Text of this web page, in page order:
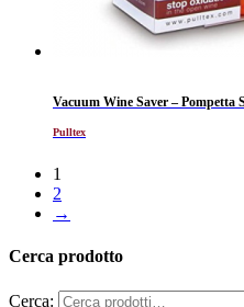
Vacuum Wine Saver – Pompetta
Pulltex
1
2
→
Cerca prodotto
Cerca: